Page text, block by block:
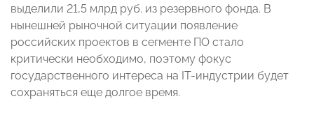
выделили 21,5 млрд руб. из резервного фонда. В
нынешней рыночной ситуации появление
российских проектов в сегменте ПО стало
критически необходимо, поэтому фокус
государственного интереса на IT-индустрии будет
сохраняться еще долгое время.